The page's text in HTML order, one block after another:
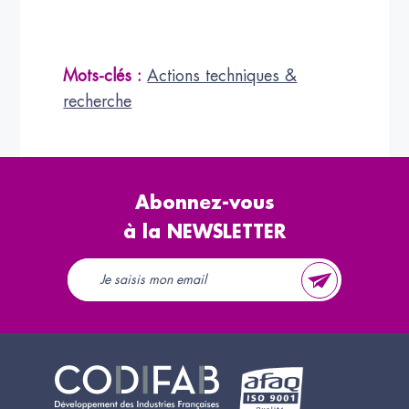
Mots-clés : Actions techniques &
recherche
Abonnez-vous
à la NEWSLETTER